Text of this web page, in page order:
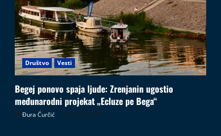
Društvo Vesti
Begej ponovo spaja ljude: Zrenjanin ugostio
međunarodni projekat „Ecluze pe Bega“
Đura Ćurčić 26.07.2026